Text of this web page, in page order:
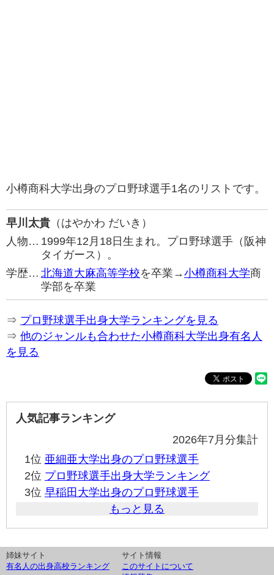
小樽商科大学出身のプロ野球選手1名のリストです。
早川太貴 （はやかわ だいき）
人物… 1999年12月18日生まれ。プロ野球選手（阪神
タイガース）。
学歴… 北海道大麻高等学校を卒業→小樽商科大学商
学部を卒業
⇒ プロ野球選手出身大学ランキングを見る
⇒ 他のジャンルも合わせた小樽商科大学出身有名人
を見る
人気記事ランキング
2026年7月分集計
1位 亜細亜大学出身のプロ野球選手
2位 プロ野球選手出身大学ランキング
3位 早稲田大学出身のプロ野球選手
もっと見る
姉妹サイト
有名人の出身高校ランキング
サイト情報
このサイトについて